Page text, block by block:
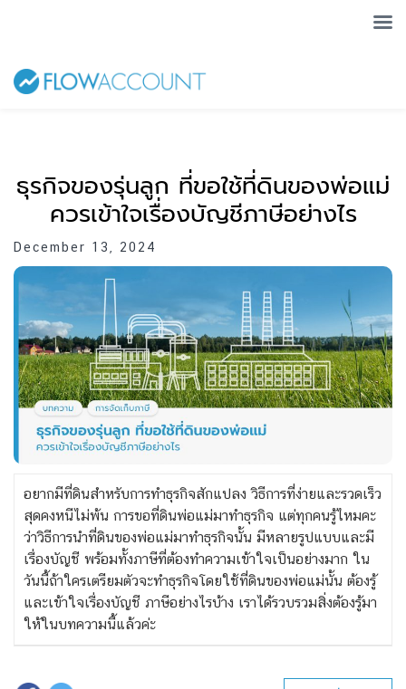
ธุรกิจของรุ่นลูก ที่ขอใช้ที่ดินของพ่อแม่
ควรเข้าใจเรื่องบัญชีภาษีอย่างไร
December 13, 2024
อยากมีที่ดินสำหรับการทำธุรกิจสักแปลง วิธีการที่ง่ายและรวดเร็ว
สุดคงหนีไม่พ้น การขอที่ดินพ่อแม่มาทำธุรกิจ แต่ทุกคนรู้ไหมคะ
ว่าวิธีการนำที่ดินของพ่อแม่มาทำธุรกิจนั้น มีหลายรูปแบบและมี
เรื่องบัญชี พร้อมทั้งภาษีที่ต้องทำความเข้าใจเป็นอย่างมาก ใน
วันนี้ถ้าใครเตรียมตัวจะทำธุรกิจโดยใช้ที่ดินของพ่อแม่นั้น ต้องรู้
และเข้าใจเรื่องบัญชี ภาษีอย่างไรบ้าง เราได้รวบรวมสิ่งต้องรู้มา
ให้ในบทความนี้แล้วค่ะ